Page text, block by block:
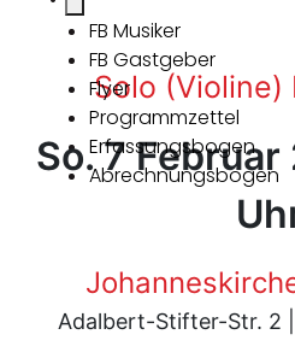
FB Musiker
FB Gastgeber
Flyer
Programmzettel
Erfassungsbogen
Abrechnungsbogen
Solo (Violine)
So. 7
Adalbert-Stifter-Str. 2